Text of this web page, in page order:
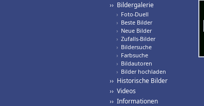
›› Bildergalerie
› Foto-Duell
› Beste Bilder
› Neue Bilder
› Zufalls-Bilder
› Bildersuche
› Farbsuche
› Bildautoren
› Bilder hochladen
›› Historische Bilder
›› Videos
›› Informationen